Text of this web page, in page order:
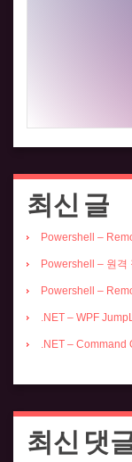
최신 글
Powershell –
Powershell – 원격
Powershell –
.NET – WPF
.NET – Command
최신 댓